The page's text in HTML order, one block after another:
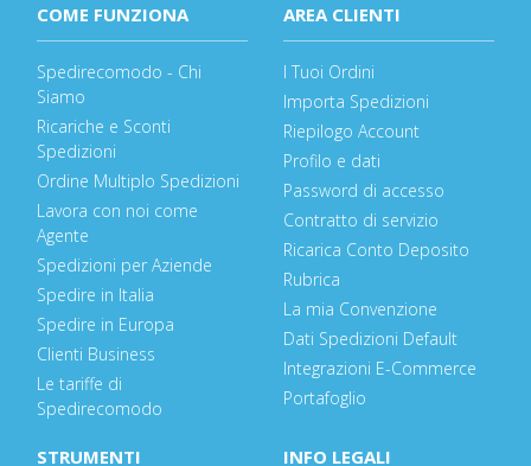
COME FUNZIONA
Spedirecomodo - Chi
Siamo
Ricariche e Sconti
Spedizioni
Ordine Multiplo Spedizioni
Lavora con noi come
Agente
Spedizioni per Aziende
Spedire in Italia
Spedire in Europa
Clienti Business
Le tariffe di
Spedirecomodo
AREA CLIENTI
I Tuoi Ordini
Importa Spedizioni
Riepilogo Account
Profilo e dati
Password di accesso
Contratto di servizio
Ricarica Conto Deposito
Rubrica
La mia Convenzione
Dati Spedizioni Default
Integrazioni E-Commerce
Portafoglio
STRUMENTI INFO LEGALI